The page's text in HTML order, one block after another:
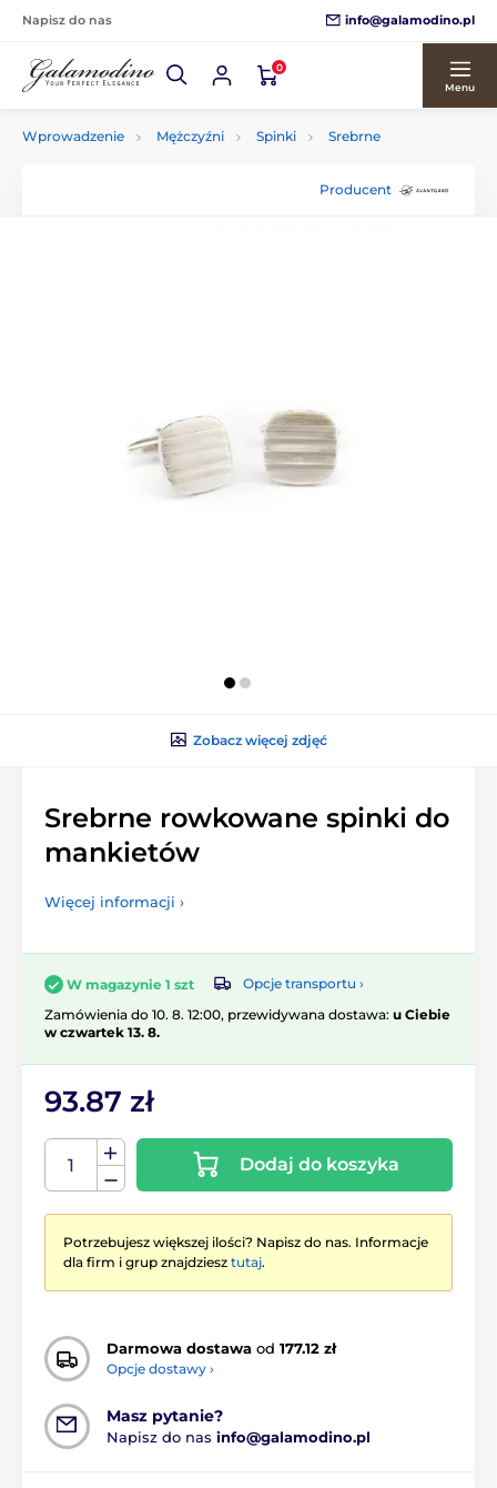
Napisz do nas info@galamodino.pl
0
Menu
Wprowadzenie Mężczyźni Spinki Srebrne
Producent
Zobacz więcej zdjęć
Srebrne rowkowane spinki do
mankietów
Więcej informacji ›
W magazynie 1 szt
Opcje transportu ›
Zamówienia do 10. 8. 12:00, przewidywana dostawa: u Ciebie
w czwartek 13. 8.
93.87 zł
Dodaj do koszyka
Potrzebujesz większej ilości? Napisz do nas. Informacje
dla firm i grup znajdziesz tutaj.
Darmowa dostawa od 177.12 zł
Opcje dostawy ›
Masz pytanie?
Napisz do nas info@galamodino.pl